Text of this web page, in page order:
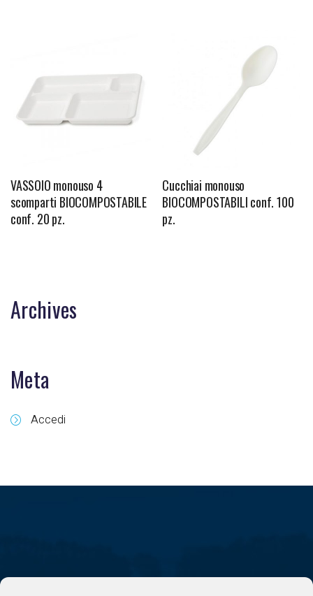
VASSOIO monouso 4
scomparti BIOCOMPOSTABILE
conf. 20 pz.
Cucchiai monouso
BIOCOMPOSTABILI conf. 100
pz.
Archives
Meta
Accedi